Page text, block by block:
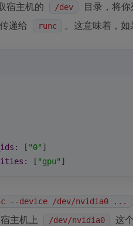
宿主机的
/dev
目录，将
递给 runc 。这意味着，如
[ "0" ]
[ "gpu" ]
--device /dev/nvidia0 ...
主机上 /dev/nvidia0
这